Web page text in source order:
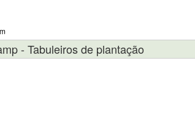
- Tabuleiros de plantação